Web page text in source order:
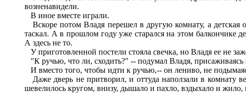
возненавидели.
В иное вместе играли.
Вскоре потом Владя перешел в другую комнату, а детская
таскал. А в прошлом году уже старался на этом балкончике
А здесь не то.
У приготовленной постели стояла свечка, но Владя ее не
"К ручью, что ли, сходить?" -- подумал Владя, присаживаясь
И вместо того, чтобы идти к ручью,-- он лениво, не
Даже дверь не притворил, и оттуда наползали в
шевелилось кругом, внизу, дышало и пахло, вздыхало и жило,